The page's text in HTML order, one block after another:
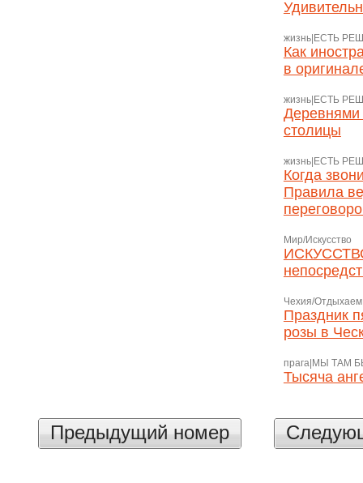
жизнь|ЕСТЬ
Как
в
жизнь|ЕСТЬ
Деревнями
столицы
жизнь|ЕСТЬ
Когда
Правила
Мир/Искусство
Чехия/Отдыхаем
Праздник
розы в
прага|МЫ ТАМ
Тысяча
Предыдущий номер